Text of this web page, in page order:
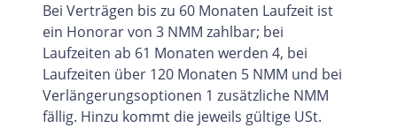
Bei Verträgen bis zu 60 Monaten Laufzeit ist
ein Honorar von 3 NMM zahlbar; bei
Laufzeiten ab 61 Monaten werden 4, bei
Laufzeiten über 120 Monaten 5 NMM und bei
Verlängerungsoptionen 1 zusätzliche NMM
fällig. Hinzu kommt die jeweils gültige USt.